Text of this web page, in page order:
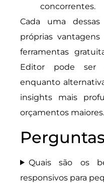
concorrentes.
Cada uma
próprias
ferramentas
Editor pode ser
enquanto
insights mais
orçamentos maiores.
Quais são os
responsivos para